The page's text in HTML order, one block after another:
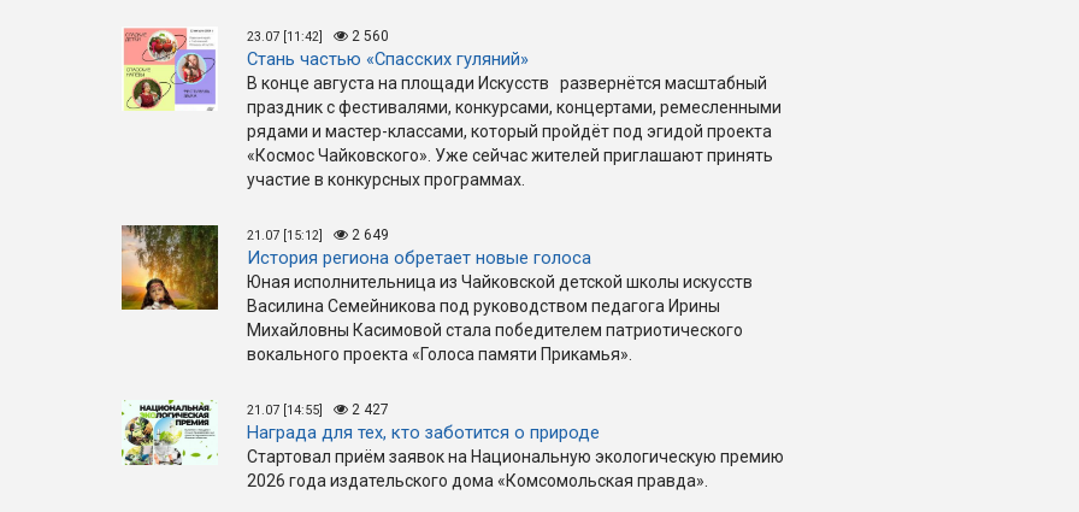
23.07 [11:42] 2 560
Стань частью «Спасских гуляний»
В конце августа на площади Искусств развернётся масштабный
праздник с фестивалями, конкурсами, концертами, ремесленными
рядами и мастер-классами, который пройдёт под эгидой проекта
«Космос Чайковского». Уже сейчас жителей приглашают принять
участие в конкурсных программах.
21.07 [15:12] 2 649
История региона обретает новые голоса
Юная исполнительница из Чайковской детской школы искусств
Василина Семейникова под руководством педагога Ирины
Михайловны Касимовой стала победителем патриотического
вокального проекта «Голоса памяти Прикамья».
21.07 [14:55] 2 427
Награда для тех, кто заботится о природе
Стартовал приём заявок на Национальную экологическую премию
2026 года издательского дома «Комсомольская правда».